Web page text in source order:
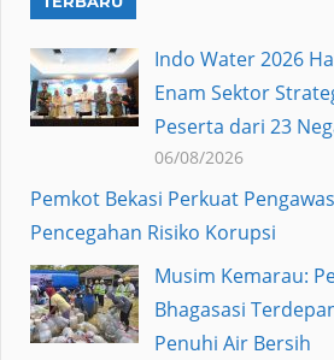
Indo Water 2026
Enam Sektor
Peserta dari 23
06/08/2026
Pemkot Bekasi Perkuat
Pencegahan Risiko Korupsi
Musim Kemarau:
Bhagasasi
Penuhi Air Bersih